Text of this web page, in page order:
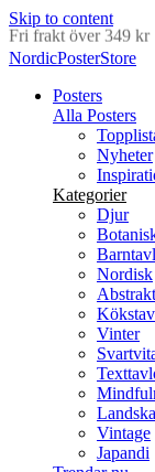
Skip to content
Leverans inom 2-5
NordicPosterStore
Posters
Alla Posters
Nyheter
Kategorier
Djur
Nordisk
Abstrakt
Vinter
Vintage
Japandi